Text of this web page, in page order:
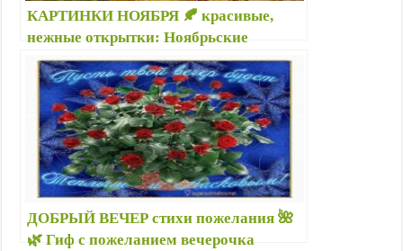
КАРТИНКИ НОЯБРЯ 🍂 красивые,
нежные открытки: Ноябрьские
приветики — Привет ноябрь-
последний месяц осени — С первым
днем ноября!
ДОБРЫЙ ВЕЧЕР стихи пожелания 🌺
🌿 Гиф с пожеланием вечерочка